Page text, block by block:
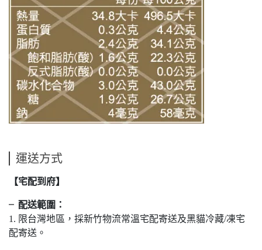
運送方式
【宅配到府】
╴配送範圍：
1. 限台灣地區，採新竹物流常溫宅配寄送及黑貓冷藏/凍宅
配寄送。